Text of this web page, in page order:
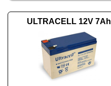
ULTRACELL 12V 7Ah